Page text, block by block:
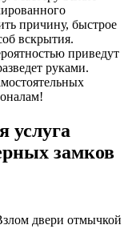
причину, быстрое
вскрытия.
приведут
руками.
услуга
замков